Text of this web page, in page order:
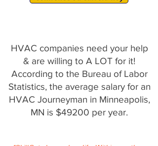
HVAC companies need your help
& are willing to A LOT for it!
According to the Bureau of Labor
Statistics, the average salary for an
HVAC Journeyman in Minneapolis,
MN is $49200 per year.